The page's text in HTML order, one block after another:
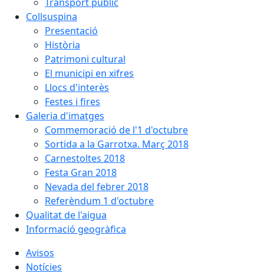
Collsuspina
Presentació
Història
Patrimoni cultural
El municipi en xifres
Llocs d'interès
Festes i fires
Galeria d'imatges
Commemoració de l'1 d'octubre
Sortida a la Garrotxa. Març 2018
Carnestoltes 2018
Festa Gran 2018
Nevada del febrer 2018
Referèndum 1 d'octubre
Qualitat de l'aigua
Informació geogràfica
Avisos
Notícies